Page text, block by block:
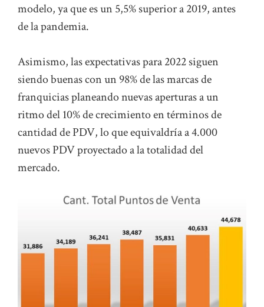
modelo, ya que es un 5,5% superior a 2019, antes
de la pandemia.
Asimismo, las expectativas para 2022 siguen
siendo buenas con un 98% de las marcas de
franquicias planeando nuevas aperturas a un
ritmo del 10% de crecimiento en términos de
cantidad de PDV, lo que equivaldría a 4.000
nuevos PDV proyectado a la totalidad del
mercado.